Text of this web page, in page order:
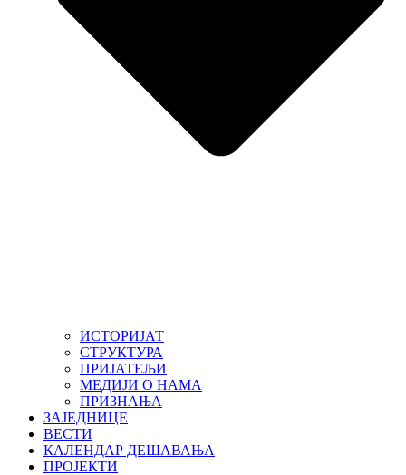
ИСТОРИЈАТ
СТРУКТУРА
ПРИЈАТЕЉИ
МЕДИЈИ О НАМА
ПРИЗНАЊА
ЗАЈЕДНИЦЕ
ВЕСТИ
КАЛЕНДАР ДЕШАВАЊА
ПРОЈЕКТИ